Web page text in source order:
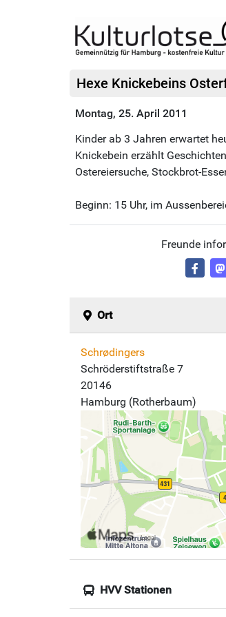
Hexe Knickebeins
Montag, 25. April 2011
Kinder ab 3 Jahren erwartet
Knickebein erzählt
Ostereiersuche, Stockbrot-
Beginn: 15 Uhr, im
Freunde
Ort
Schrødingers
Schröderstiftstraße 7
20146
Hamburg (Rotherbaum)
HVV Stationen